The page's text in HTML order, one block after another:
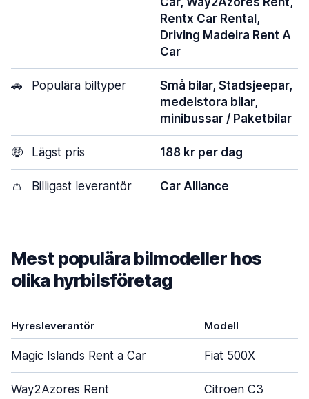
Rentx Car Rental,
Driving Madeira Rent A
Car
🚗 Populära biltyper
Små bilar, Stadsjeepar,
medelstora bilar,
minibussar / Paketbilar
🤑 Lägst pris 188 kr per dag
👛 Billigast leverantör Car Alliance
Mest populära bilmodeller hos
olika hyrbilsföretag
Hyresleverantör Modell
Magic Islands Rent a Car Fiat 500X
Way2Azores Rent Citroen C3